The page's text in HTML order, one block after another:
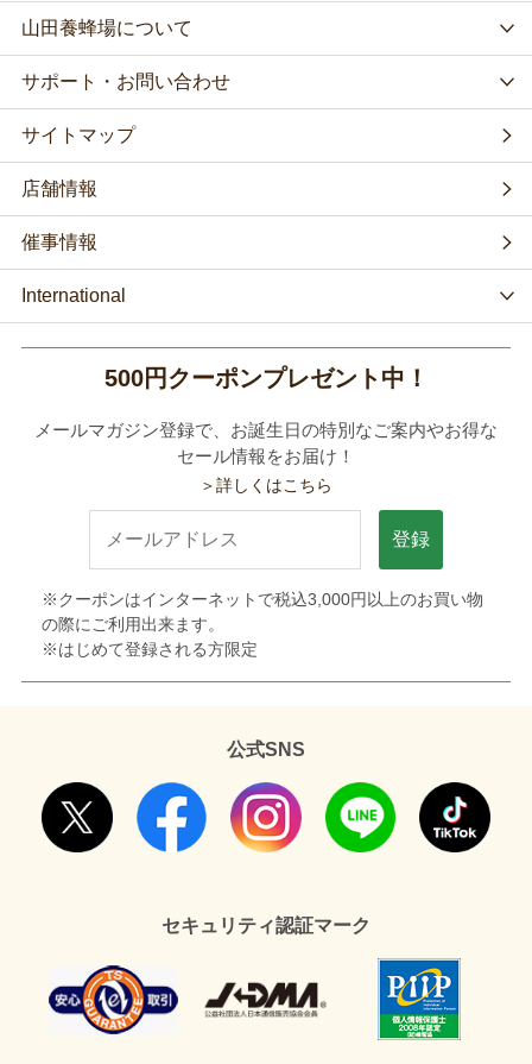
山田養蜂場について
サポート・お問い合わせ
サイトマップ
店舗情報
催事情報
International
500円クーポンプレゼント中！
メールマガジン登録で、お誕生日の特別なご案内やお得な
セール情報をお届け！
＞詳しくはこちら
登録
※クーポンはインターネットで税込3,000円以上のお買い物
の際にご利用出来ます。
※はじめて登録される方限定
公式SNS
セキュリティ認証マーク